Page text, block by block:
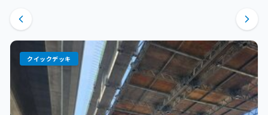
クイックデッキ